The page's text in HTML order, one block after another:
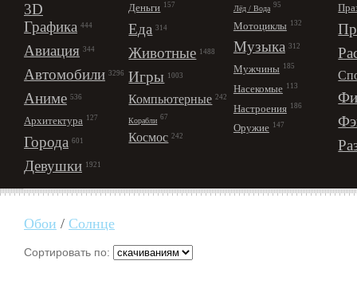
3D
Графика 444
Авиация 344
Автомобили 3296
Аниме 536
Архитектура 127
Города 601
Девушки 1921
Деньги 157
Еда 314
Животные 1488
Игры 1003
Компьютерные 242
Корабли 67
Космос 242
Лёд / Вода 95
Мотоциклы 132
Музыка 312
Мужчины 185
Насекомые 113
Настроения 186
Оружие 147
Обои / Солнце
Сортировать по: